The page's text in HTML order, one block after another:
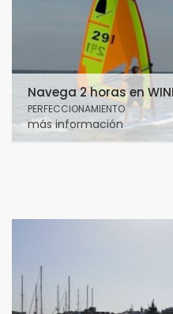
Navega 2 horas en
PERFECCIONAMIENTO
más información